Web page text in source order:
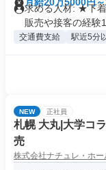
求める人材: ★下
販売や接客の経験
交通費支給 駅近5分
NEW 正社員
札幌 大丸|大学コ
売
株式会社ナチュレ・ホー